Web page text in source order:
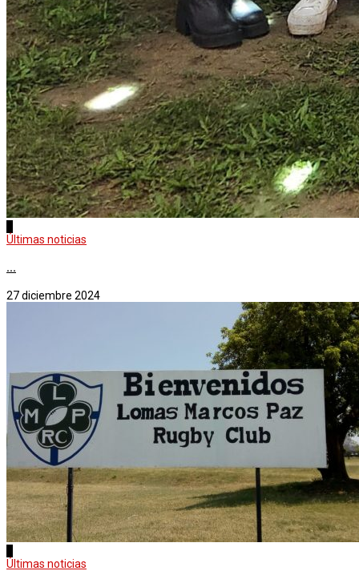
Últimas noticias
...
27 diciembre 2024
Últimas noticias